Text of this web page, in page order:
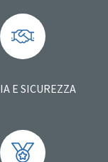
E SICUREZZA